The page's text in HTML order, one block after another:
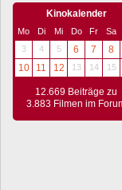
Kinokalender
Mo Di Mi Do Fr Sa
3
4 5 6 7 8
10
11 12 13 14 15
12.669 Beiträge zu
3.883 Filmen im